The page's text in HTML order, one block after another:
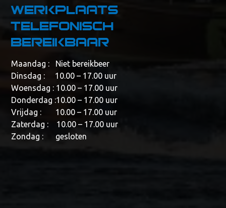
Werkplaats
telefonisch
bereikbaar
Maandag : Niet bereikbeer
Dinsdag : 10.00 – 17.00 uur
Woensdag : 10.00 – 17.00 uur
Donderdag :10.00 – 17.00 uur
Vrijdag : 10.00 – 17.00 uur
Zaterdag : 10.00 – 17.00 uur
Zondag : gesloten